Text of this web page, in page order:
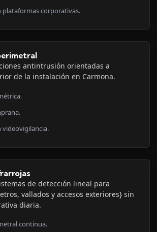
corporativas.
antintrusión orientadas a
de la instalación en Carmona.
de detección lineal para
vallados y accesos exteriores} sin
diaria.
continua.